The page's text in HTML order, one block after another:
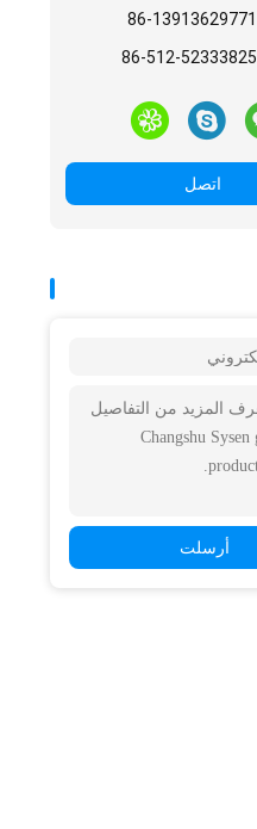
86-13913629771
86-512-52333825
اتصل
أرسلت